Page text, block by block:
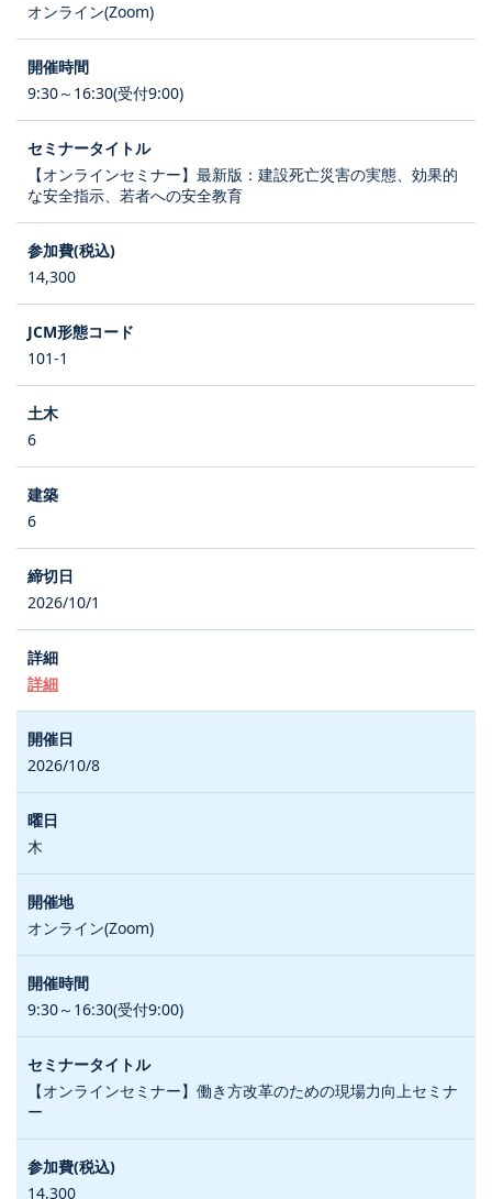
オンライン(Zoom)
9:30～16:30(受付9:00)
【オンラインセミナー】最新版：建設死亡災害の実態、効果的
な安全指示、若者への安全教育
14,300
101-1
6
6
2026/10/1
詳細
2026/10/8
木
オンライン(Zoom)
9:30～16:30(受付9:00)
【オンラインセミナー】働き方改革のための現場力向上セミナ
ー
14,300